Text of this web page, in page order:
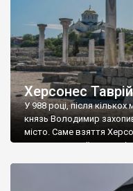
Херсонес
У 988 році, після кількох
князь Володимир
місто. Саме взяття
диктувати свої умови
Херсонесі Володимир-
А потім було Хрещення